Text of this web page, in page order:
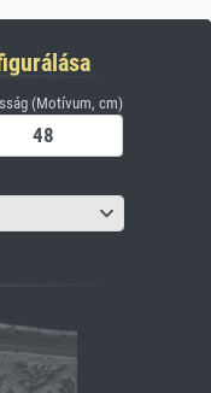
(Motívum, cm)